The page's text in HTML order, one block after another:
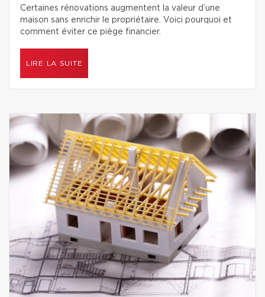
Certaines rénovations augmentent la valeur d’une
maison sans enrichir le propriétaire. Voici pourquoi et
comment éviter ce piège financier.
LIRE LA SUITE